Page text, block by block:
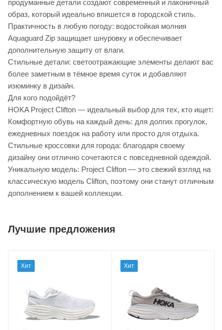
продуманные детали создают современный и лаконичный
образ, который идеально впишется в городской стиль.
Практичность в любую погоду: водостойкая молния
Aquaguard Zip защищает шнуровку и обеспечивает
дополнительную защиту от влаги.
Стильные детали: светоотражающие элементы делают вас
более заметным в тёмное время суток и добавляют
изюминку в дизайн.
Для кого подойдёт?
HOKA Project Clifton — идеальный выбор для тех, кто ищет:
Комфортную обувь на каждый день: для долгих прогулок,
ежедневных поездок на работу или просто для отдыха.
Стильные кроссовки для города: благодаря своему
дизайну они отлично сочетаются с повседневной одеждой.
Уникальную модель: Project Clifton — это свежий взгляд на
классическую модель Clifton, поэтому они станут отличным
дополнением к вашей коллекции.
Лучшие предложения
Хит Хит